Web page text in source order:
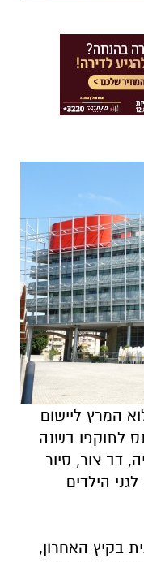
המרץ ליישום
לגילאי 3-4, שיכנס לתוקפו בשנה
דב צור, סיור
הילדים
בקיץ האחרון,